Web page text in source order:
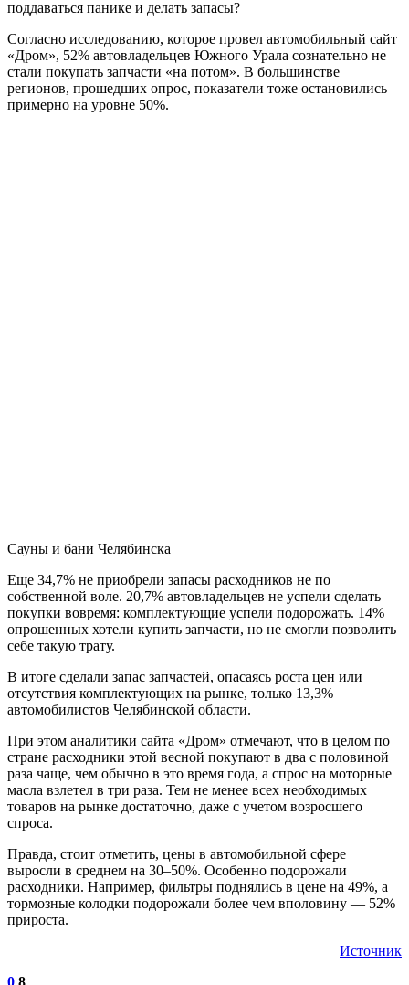
поддаваться панике и делать запасы?
Согласно исследованию, которое провел автомобильный сайт
«Дром», 52% автовладельцев Южного Урала сознательно не
стали покупать запчасти «на потом». В большинстве
регионов, прошедших опрос, показатели тоже остановились
примерно на уровне 50%.
Сауны и бани Челябинска
Еще 34,7% не приобрели запасы расходников не по
собственной воле. 20,7% автовладельцев не успели сделать
покупки вовремя: комплектующие успели подорожать. 14%
опрошенных хотели купить запчасти, но не смогли позволить
себе такую трату.
В итоге сделали запас запчастей, опасаясь роста цен или
отсутствия комплектующих на рынке, только 13,3%
автомобилистов Челябинской области.
При этом аналитики сайта «Дром» отмечают, что в целом по
стране расходники этой весной покупают в два с половиной
раза чаще, чем обычно в это время года, а спрос на моторные
масла взлетел в три раза. Тем не менее всех необходимых
товаров на рынке достаточно, даже с учетом возросшего
спроса.
Правда, стоит отметить, цены в автомобильной сфере
выросли в среднем на 30–50%. Особенно подорожали
расходники. Например, фильтры поднялись в цене на 49%, а
тормозные колодки подорожали более чем вполовину — 52%
прироста.
Источник
0 8